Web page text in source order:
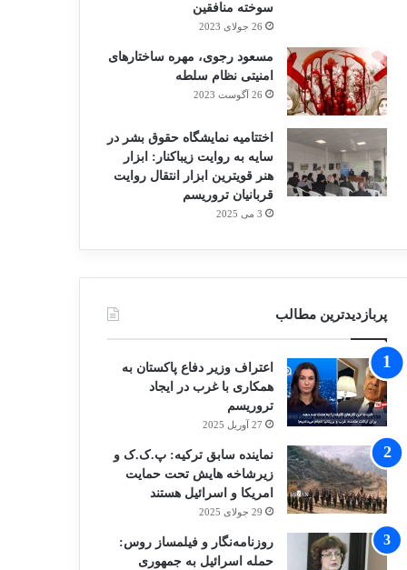
سوخته منافقین
26 جولای 2023
مسعود رجوی، مهره ساختارهای
امنیتی نظام سلطه
26 آگوست 2023
اختتامیه نمایشگاه حقوق بشر در
سایه به روایت زیباکنار: ابزار
هنر قویترین ابزار انتقال روایت
قربانیان تروریسم
3 می 2025
پربازدیدترین مطالب
اعتراف وزیر دفاع پاکستان به
همکاری با غرب در ایجاد
تروریسم
27 آوریل 2025
نماینده سابق ترکیه: پ.ک.ک و
زیرشاخه هایش تحت حمایت
امریکا و اسرائیل هستند
29 جولای 2025
روزنامه‌نگار و فیلمساز روس:
حمله اسرائیل به جمهوری